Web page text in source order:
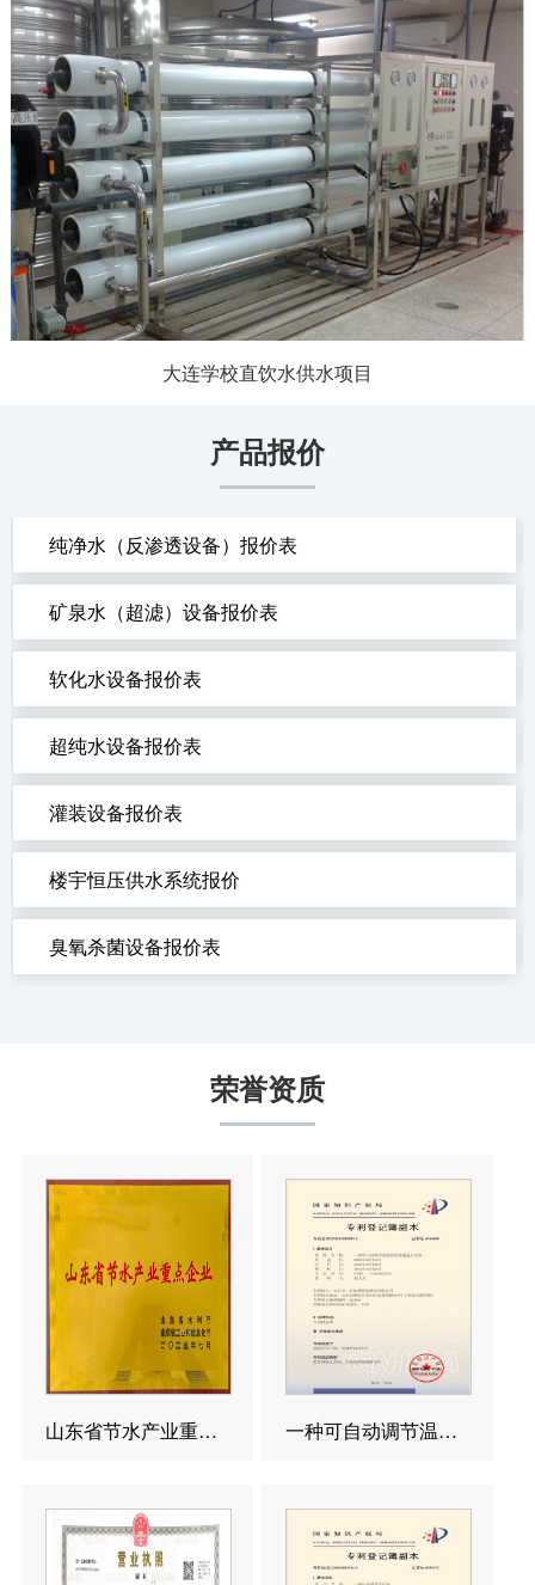
大连学校直饮水供水项目
产品报价
纯净水（反渗透设备）报价表
矿泉水（超滤）设备报价表
软化水设备报价表
超纯水设备报价表
灌装设备报价表
楼宇恒压供水系统报价
臭氧杀菌设备报价表
荣誉资质
山东省节水产业重点企业 一种可自动调节温度的反渗透造水设备发明专利